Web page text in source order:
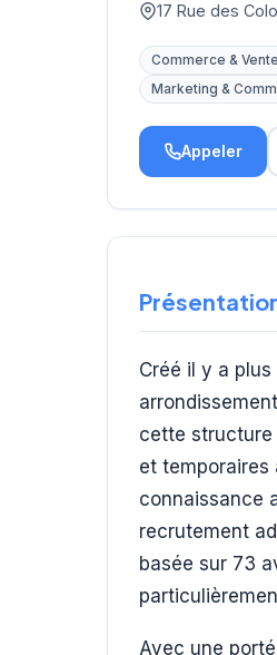
17 Rue des
Commerce & Vente
Marketing &
Appeler
Créé il y a
cette structure
et temporaires
connaissance
recrutement
basée sur 73
Avec une